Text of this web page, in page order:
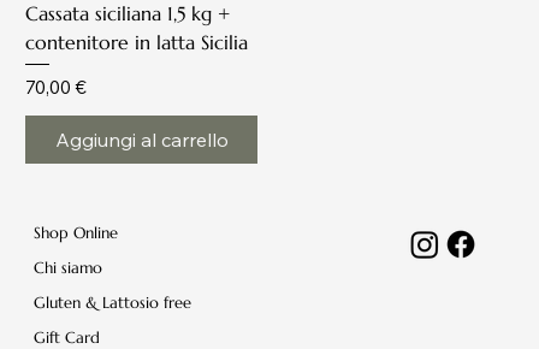
Cassata siciliana 1,5 kg +
contenitore in latta Sicilia
Prezzo
70,00 €
Aggiungi al carrello
Shop Online
Chi siamo
Gluten & Lattosio free
Gift Card